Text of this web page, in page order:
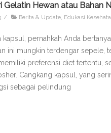
Gelatin Hewan atau Bahan
/ Berita & Update, Edukasi
pernahkah Anda
ini mungkin terdengar sepele,
preferensi diet tertentu,
Cangkang kapsul, yang
sebagai pelindung